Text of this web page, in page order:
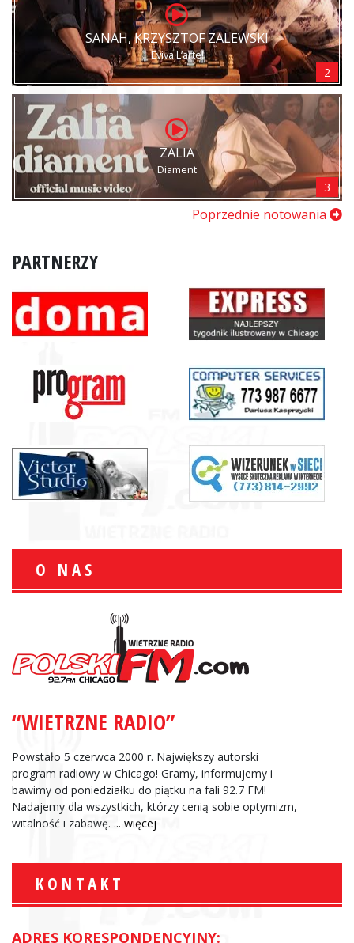
SANAH, KRZYSZTOF ZALEWSKI
Eviva L’arte!
2
ZALIA
Diament
3
Poprzednie notowania
PARTNERZY
O NAS
“WIETRZNE RADIO”
Powstało 5 czerwca 2000 r. Największy autorski
program radiowy w Chicago! Gramy, informujemy i
bawimy od poniedziałku do piątku na fali 92.7 FM!
Nadajemy dla wszystkich, którzy cenią sobie optymizm,
witalność i zabawę. ... więcej
KONTAKT
ADRES KORESPONDENCYJNY: